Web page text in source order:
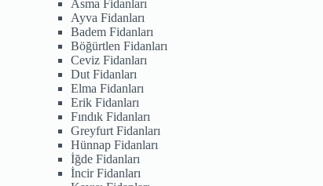
Asma Fidanları
Ayva Fidanları
Badem Fidanları
Böğürtlen Fidanları
Ceviz Fidanları
Dut Fidanları
Elma Fidanları
Erik Fidanları
Fındık Fidanları
Greyfurt Fidanları
Hünnap Fidanları
İğde Fidanları
İncir Fidanları